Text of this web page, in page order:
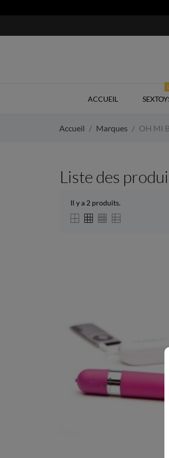
ACCUEIL
Accueil Marques OH MI
Liste des
Il y a 2 produits.